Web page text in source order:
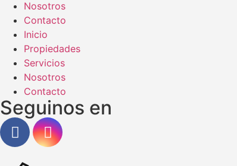
Nosotros
Contacto
Inicio
Propiedades
Servicios
Nosotros
Contacto
Seguinos en